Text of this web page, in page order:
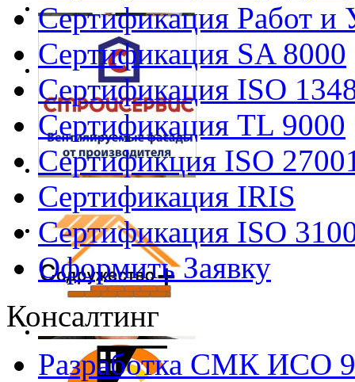
Сертификация Работ и
Сертификация SA 8000
Сертификация ISO
Сертификация TL 9000
Сертификция ISO
Сертификация IRIS
Сертификация ISO
Оформить Заявку
Консалтинг
Разработка СМК ИСО